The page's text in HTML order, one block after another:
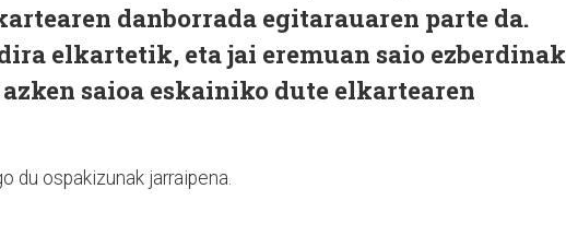
danborrada egitarauaren parte da.
elkartetik, eta jai eremuan saio ezberdinak
saioa eskainiko dute elkartearen
du ospakizunak jarraipena.